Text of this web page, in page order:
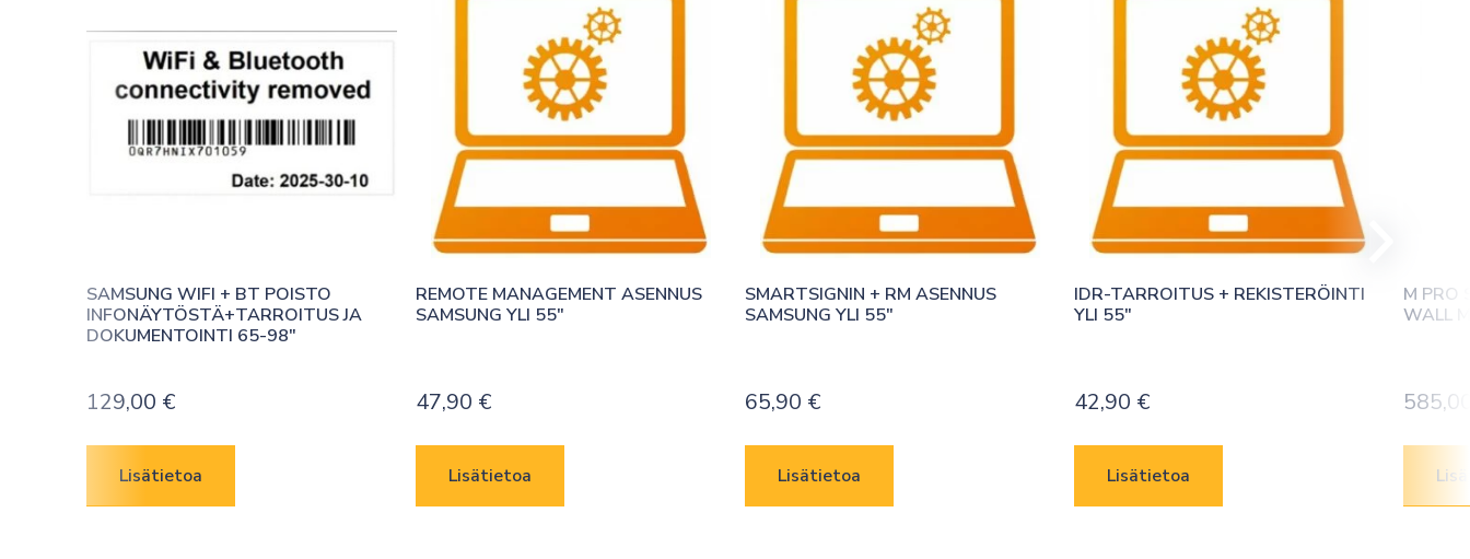
SAMSUNG WIFI + BT POISTO
INFONÄYTÖSTÄ+TARROITUS JA
DOKUMENTOINTI 65-98″
129,00 €
Lisätietoa
REMOTE MANAGEMENT ASENNUS
SAMSUNG YLI 55″
47,90 €
Lisätietoa
SMARTSIGNIN + RM ASENNUS
SAMSUNG YLI 55″
65,90 €
Lisätietoa
IDR-TARROITUS + REKISTERÖINTI
YLI 55″
42,90 €
Lisätietoa
M PRO
WALL